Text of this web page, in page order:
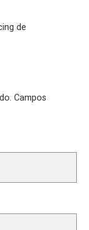
de
Campos